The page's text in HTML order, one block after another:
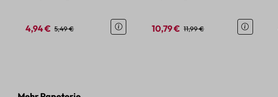
Verkaufspreis:
4,94 € Regulärer Preis:
5,49 €
Verkaufspreis:
10,79 € Regulärer Preis:
11,99 €
Produktgalerie überspringen